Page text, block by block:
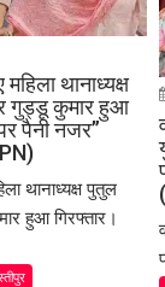
थानाध्यक्ष
गुड्डू कुमार हुआ
पैनी नजर”
थानाध्यक्ष पुतुल
हुआ गिरफ्तार।